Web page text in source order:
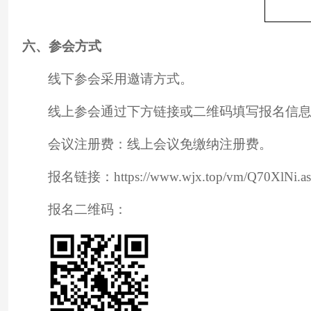
六、 参会方式
线下参会采用邀请方式。
线上参会通过下方链接或二维码填写报名信息
会议注册费：线上会议免缴纳注册费。
报名链接：https://www.wjx.top/vm/
报名二维码：